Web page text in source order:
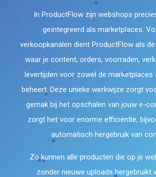
In ProductFlow zijn webshops
geïntegreerd als marketplaces.
verkoopkanalen dient ProductFlow als
waar je content, orders, voorraden,
levertijden voor zowel de marketplaces
beheert. Deze unieke werkwijze zorgt
gemak bij het opschalen van jouw e-
zorgt het voor enorme efficiëntie,
automatisch hergebruik van
Zo kunnen alle producten die op je
zonder nieuwe uploads hergebruikt